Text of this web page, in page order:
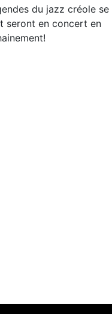
du jazz créole se
seront en concert en